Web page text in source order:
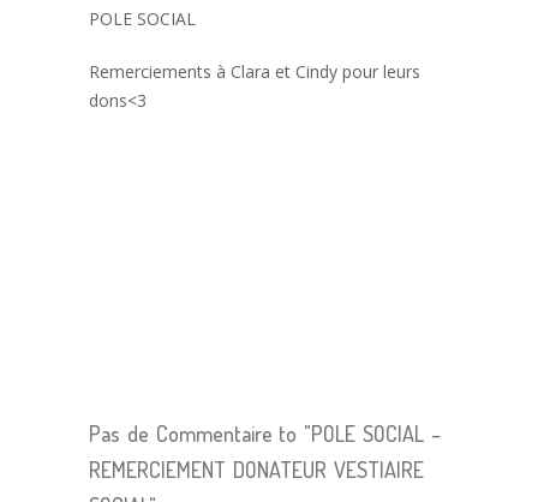
POLE SOCIAL
Remerciements à Clara et Cindy pour leurs
dons<3
Pas de Commentaire to "POLE SOCIAL –
REMERCIEMENT DONATEUR VESTIAIRE